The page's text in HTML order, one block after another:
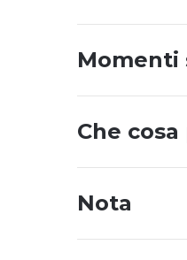
Momenti
Che
Nota